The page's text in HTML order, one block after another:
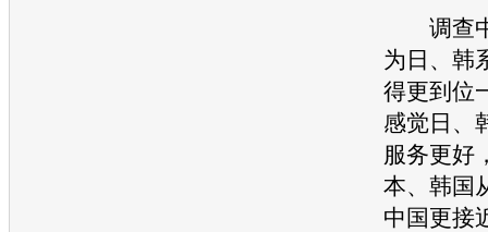
调查中
为日、韩
得更到位
感觉日、
服务更好
本、韩国
中国更接